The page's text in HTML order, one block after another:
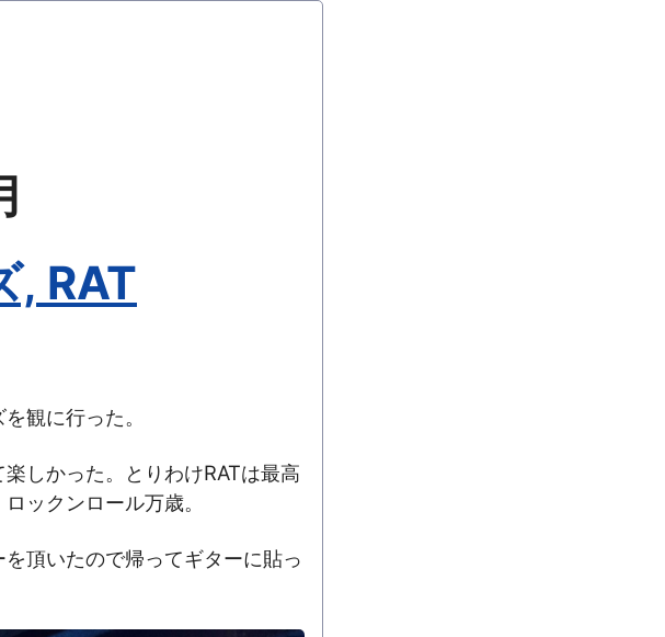
, RAT
観に行った。
しかった。とりわけRATは最高
ックンロール万歳。
頂いたので帰ってギターに貼っ